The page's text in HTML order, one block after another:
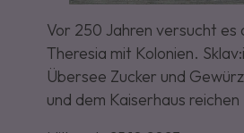
Vor 250 Jahren versucht es
Theresia mit Kolonien.
Übersee Zucker und
und dem Kaiserhaus